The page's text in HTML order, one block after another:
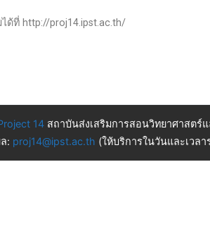
ด้ที่ http://proj14.ipst.ac.th/
14 สถาบันส่งเสริมการสอนวิทยาศาสตร์
: proj14@ipst.ac.th (ให้บริการในวันและเวล